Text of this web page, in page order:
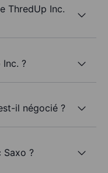
ThredUp Inc.
?
il négocié ?
Saxo ?